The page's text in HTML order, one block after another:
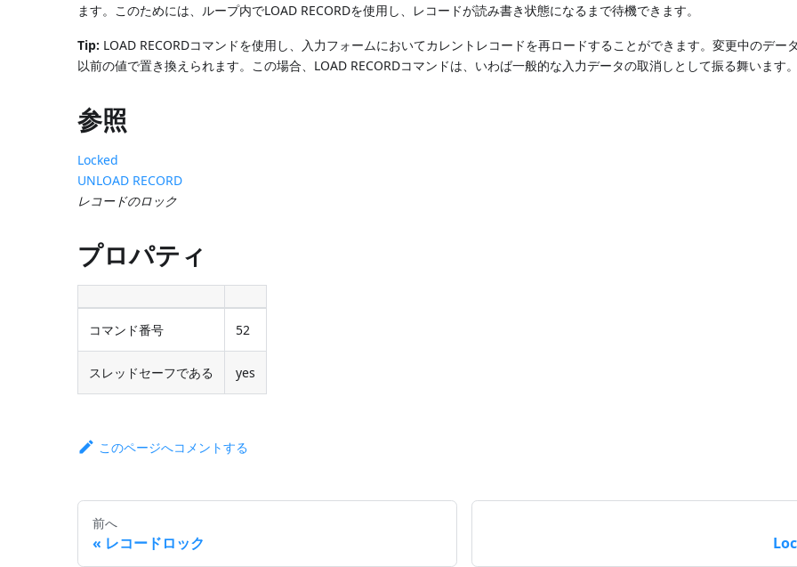
ます。このためには、ループ内でLOAD RECORDを使用し、レコードが読み書き状態になるまで待機できます。
Tip: LOAD RECORDコマンドを使用し、入力フォームにおいてカレントレコードを再ロードすることができます。変更中のデー
以前の値で置き換えられます。この場合、LOAD RECORDコマンドは、いわば一般的な入力データの取消しとして振る舞います。
参照
Locked
UNLOAD RECORD
レコードのロック
プロパティ
コマンド番号 52
スレッドセーフである yes
このページへコメントする
前へ
レコードロック